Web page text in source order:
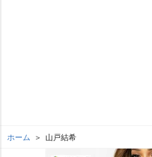
ホーム 山戸結希